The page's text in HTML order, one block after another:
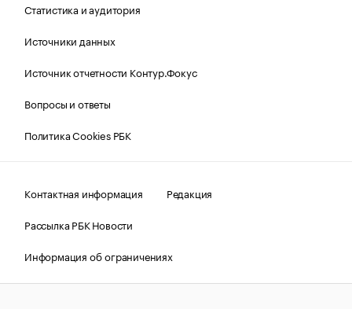
Статистика и аудитория
Источники данных
Источник отчетности Контур.Фокус
Вопросы и ответы
Политика Cookies РБК
Контактная информация
Редакция
Рассылка РБК Новости
Информация об ограничениях
Правовая информация
О соблюдении авторских прав